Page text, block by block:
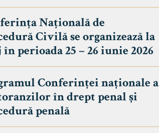
Națională de
Civilă se organizează la
perioada 25 – 26 iunie 2026
Conferinței naționale a
în drept penal și
penală